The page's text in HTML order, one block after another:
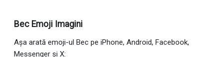
Bec Emoji Imagini
Așa arată emoji-ul Bec pe iPhone, Android, Facebook,
Messenger și X: